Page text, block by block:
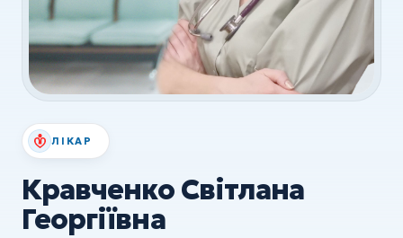
УЗД
ХІРУРГІЯ
Хірургія
Флебологія
Ортопедія та травматологія
Анестезія
ЛІКАР
Кравченко Світлана
Георгіївна